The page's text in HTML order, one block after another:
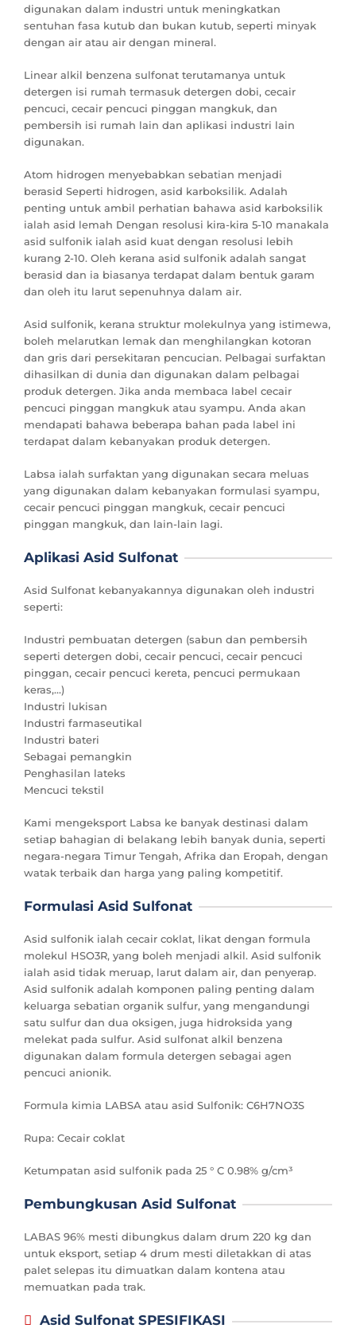
digunakan dalam industri untuk meningkatkan
sentuhan fasa kutub dan bukan kutub, seperti minyak
dengan air atau air dengan mineral.
Linear alkil benzena sulfonat terutamanya untuk
detergen isi rumah termasuk detergen dobi, cecair
pencuci, cecair pencuci pinggan mangkuk, dan
pembersih isi rumah lain dan aplikasi industri lain
digunakan.
Atom hidrogen menyebabkan sebatian menjadi
berasid Seperti hidrogen, asid karboksilik. Adalah
penting untuk ambil perhatian bahawa asid karboksilik
ialah asid lemah Dengan resolusi kira-kira 5-10 manakala
asid sulfonik ialah asid kuat dengan resolusi lebih
kurang 2-10. Oleh kerana asid sulfonik adalah sangat
berasid dan ia biasanya terdapat dalam bentuk garam
dan oleh itu larut sepenuhnya dalam air.
Asid sulfonik, kerana struktur molekulnya yang istimewa,
boleh melarutkan lemak dan menghilangkan kotoran
dan gris dari persekitaran pencucian. Pelbagai surfaktan
dihasilkan di dunia dan digunakan dalam pelbagai
produk detergen. Jika anda membaca label cecair
pencuci pinggan mangkuk atau syampu. Anda akan
mendapati bahawa beberapa bahan pada label ini
terdapat dalam kebanyakan produk detergen.
Labsa ialah surfaktan yang digunakan secara meluas
yang digunakan dalam kebanyakan formulasi syampu,
cecair pencuci pinggan mangkuk, cecair pencuci
pinggan mangkuk, dan lain-lain lagi.
Aplikasi Asid Sulfonat
Asid Sulfonat kebanyakannya digunakan oleh industri
seperti:
Industri pembuatan detergen (sabun dan pembersih
seperti detergen dobi, cecair pencuci, cecair pencuci
pinggan, cecair pencuci kereta, pencuci permukaan
keras,…)
Industri lukisan
Industri farmaseutikal
Industri bateri
Sebagai pemangkin
Penghasilan lateks
Mencuci tekstil
Kami mengeksport Labsa ke banyak destinasi dalam
setiap bahagian di belakang lebih banyak dunia, seperti
negara-negara Timur Tengah, Afrika dan Eropah, dengan
watak terbaik dan harga yang paling kompetitif.
Formulasi Asid Sulfonat
Asid sulfonik ialah cecair coklat, likat dengan formula
molekul HSO3R, yang boleh menjadi alkil. Asid sulfonik
ialah asid tidak meruap, larut dalam air, dan penyerap.
Asid sulfonik adalah komponen paling penting dalam
keluarga sebatian organik sulfur, yang mengandungi
satu sulfur dan dua oksigen, juga hidroksida yang
melekat pada sulfur. Asid sulfonat alkil benzena
digunakan dalam formula detergen sebagai agen
pencuci anionik.
Formula kimia LABSA atau asid Sulfonik: C6H7NO3S
Rupa: Cecair coklat
Ketumpatan asid sulfonik pada 25 ° C 0.98% g/cm³
Pembungkusan Asid Sulfonat
LABAS 96% mesti dibungkus dalam drum 220 kg dan
untuk eksport, setiap 4 drum mesti diletakkan di atas
palet selepas itu dimuatkan dalam kontena atau
memuatkan pada trak.
Asid Sulfonat SPESIFIKASI